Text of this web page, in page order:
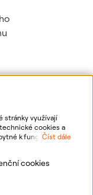
stránky využívají
cookies a
k fungování
reklam a analytice.
osobních údajů
právech,
udělených
Číst dále
cookies